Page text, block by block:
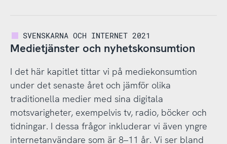
SVENSKARNA OCH INTERNET 2021
Medietjänster och nyhetskonsumtion
I det här kapitlet tittar vi på mediekonsumtion
under det senaste året och jämför olika
traditionella medier med sina digitala
motsvarigheter, exempelvis tv, radio, böcker och
tidningar. I dessa frågor inkluderar vi även yngre
internetanvändare som är 8–11 år. Vi ser bland